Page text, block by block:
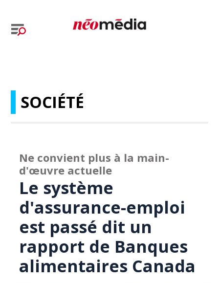
SOCIÉTÉ
Ne convient plus à la main-
d'œuvre actuelle
Le système
d'assurance-emploi
est passé dit un
rapport de Banques
alimentaires Canada